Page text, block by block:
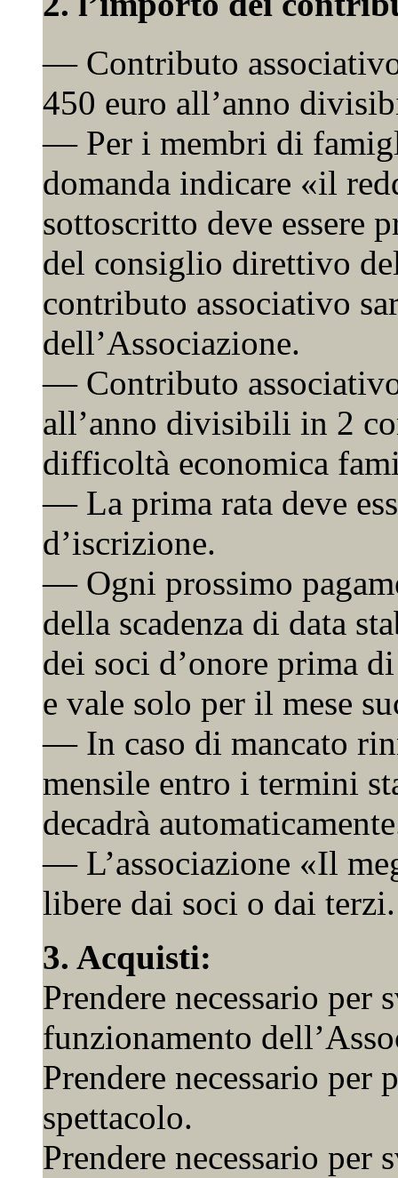
— Contributo
450 euro all’anno
— Per i membri di
domanda indicare «il
sottoscritto deve essere
del consiglio direttivo
contributo associativo
dell’Associazione.
— Contributo
all’anno divisibili in 2
difficoltà economica
— La prima rata deve
d’iscrizione.
— Ogni prossimo
della scadenza di data
dei soci d’onore prima
e vale solo per il mese
— In caso di mancato
mensile entro i termini
decadrà
— L’associazione «Il
libere dai soci o dai terzi.
3. Acquisti:
Prendere necessario
funzionamento
Prendere necessario per
spettacolo.
Prendere necessario